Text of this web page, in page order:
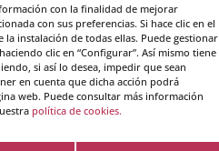
con la finalidad de mejorar
con sus preferencias. Si hace clic en el
instalación de todas ellas. Puede gestionar
clic en “Configurar”. Así mismo tiene
si así lo desea, impedir que sean
en cuenta que dicha acción podrá
web. Puede consultar más información
política de cookies.